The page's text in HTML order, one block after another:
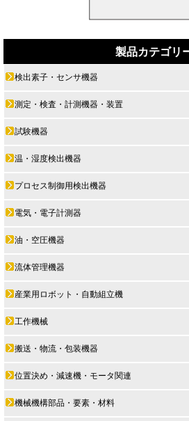
製品カテゴリ
検出素子・センサ機器
測定・検査・計測機器・装置
試験機器
温・湿度検出機器
プロセス制御用検出機器
電気・電子計測器
油・空圧機器
流体管理機器
産業用ロボット・自動組立機
工作機械
搬送・物流・包装機器
位置決め・減速機・モータ関連
機械機構部品・要素・材料